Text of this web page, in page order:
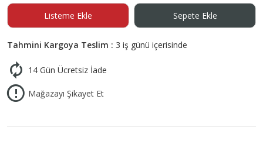
Listeme Ekle Sepete Ekle
Tahmini Kargoya Teslim : 3 iş günü içerisinde
14 Gün Ücretsiz İade
Mağazayı Şikayet Et